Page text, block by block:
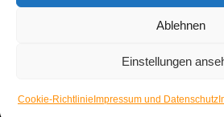
Ablehnen
Einstellungen
Cookie-Richtlinie Impressum und Datenschutz
Copyright © All rights reserved |